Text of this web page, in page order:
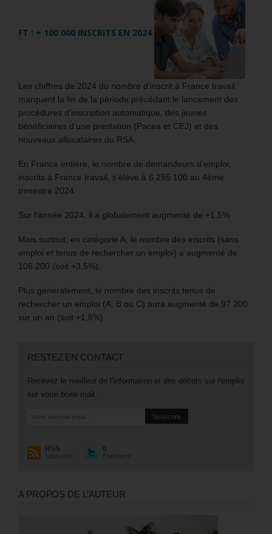
FT : + 100 000 INSCRITS EN 2024
Les chiffres de 2024 du nombre d’inscrit à France travail
marquent la fin de la période précédant le lancement des
procédures d’inscription automatique, des jeunes
bénéficiaires d’une prestation (Pacea et CEJ) et des
nouveaux allocataires du RSA.
En France entière, le nombre de demandeurs d’emploi,
inscrits à France travail, s’élève à 6 255 100 au 4ème
trimestre 2024.
Sur l’année 2024, il a globalement augmenté de +1,5%.
Mais surtout, en catégorie A, le nombre des inscrits (sans
emploi et tenus de rechercher un emploi) a augmenté de
106 200 (soit +3,5%).
Plus généralement, le nombre des inscrits tenus de
rechercher un emploi (A, B ou C) aura augmenté de 97 200
sur un an (soit +1,8%).
RESTEZ EN CONTACT
Recevez le meilleur de l'information et des débats sur l'emploi
sur votre boite mail.
RSS
Souscrire
0
Followers
A PROPOS DE L’AUTEUR